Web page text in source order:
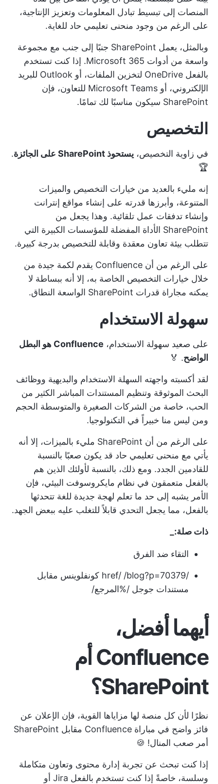
المنصات إلى تبسيط تبادل المعلومات وتعزيز الإنتاجية،
على الرغم من وجود منحنى تعليمي حاد للغاية.
وبالمثل، يعمل SharePoint جنبًا إلى جنب مع مجموعة
واسعة من أدوات Microsoft 365. إذا كنت تستخدم
بالفعل OneDrive لتخزين الملفات، أو Outlook للبريد
الإلكتروني، أو Microsoft Teams للتعاون، فإن
SharePoint سيكون مناسبًا لك تمامًا.
التخصيص
في زاوية التخصيص، يستحوذ SharePoint على الجائزة
.
🏆
إنه مليء بالعديد من خيارات التخصيص والميزات
المتنوعة، وأبرزها قدرته على إنشاء مواقع إنترانت
وإنشاء تدفقات عمل تلقائية. وهذا يجعل من
SharePoint الأداة المفضلة للمؤسسات الكبيرة التي
تتطلب بيئة تعاون معقدة وقابلة للتخصيص بدرجة كبيرة.
على الرغم من أن Confluence يقدم لكمة جيدة من
خلال خيارات التخصيص الخاصة به، إلا أنه ببساطة لا
يمكنه مجاراة قدرات SharePoint الواسعة النطاق.
سهولة الاستخدام
على صعيد سهولة الاستخدام،
Confluence هو البطل
الواضح. 🏅
لقد أكسبته واجهته السهلة الاستخدام والبديهية ووظائف
البحث الموثوقة وتنظيم المستندات المباشر الكثير من
الحب، خاصة من الشركات الصغيرة والمتوسطة الحجم
ومن ليس منا خبيراً في التكنولوجيا.
على الرغم من أن SharePoint مليء بالميزات، إلا أنه
يأتي مع منحنى تعليمي حاد قد يكون صعبًا بالنسبة
للقادمين الجدد. ومع ذلك، بالنسبة لأولئك الذين هم
بالفعل متعمقون في نظام مايكروسوفت البيئي، فإن
الأمر يشبه إلى حد ما تعلم لهجة جديدة للغة تتحدثها
بالفعل، مما يجعل التحدي قابلاً للتغلب عليه ببعض الجهد.
ذات صلة:_
التقاء ضد الفرق
/href/ /blog?p=70379 كونفلوينس مقابل
مستندات جوجل /%المرجع/
أيهما أفضل،
Confluence أم
SharePoint؟
نظرًا لأن كل منصة لها مزاياها القوية، فإن الإعلان عن
فائز واضح في مباراة Confluence مقابل SharePoint
أمر صعب المنال! 🍪
إذا كنت تبحث عن تجربة إدارة محتوى وتعاون متكاملة
وسلسة، خاصةً إذا كنت تستخدم بالفعل Jira أو